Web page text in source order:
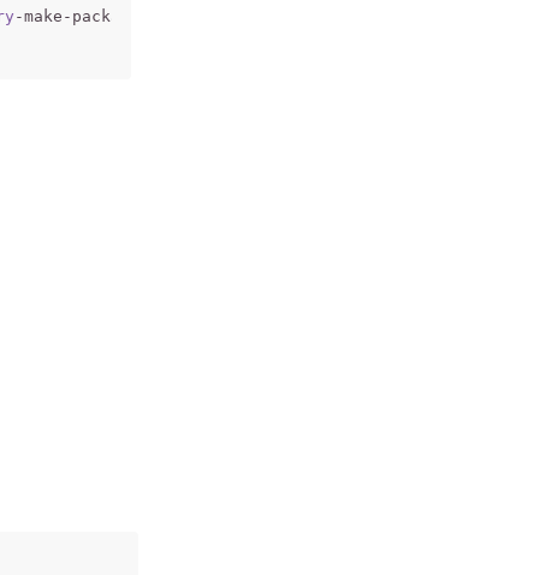
-make-package.git